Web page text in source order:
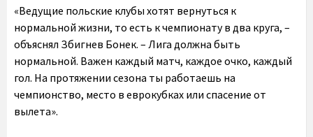
«Ведущие польские клубы хотят вернуться к
нормальной жизни, то есть к чемпионату в два круга, –
объяснял Збигнев Бонек. – Лига должна быть
нормальной. Важен каждый матч, каждое очко, каждый
гол. На протяжении сезона ты работаешь на
чемпионство, место в еврокубках или спасение от
вылета».